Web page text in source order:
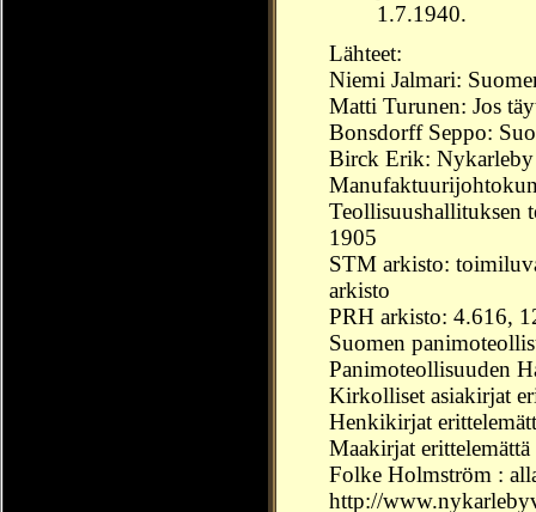
1.7.1940.
Lähteet:
Niemi Jalmari:
Matti Turunen: Jos
Bonsdorff Seppo:
Birck Erik:
Teollisuushallituksen
1905
STM arkisto:
arkisto
PRH arkisto: 4.616,
Suomen
Panimoteollisuuden
Kirkolliset asiakirjat
Henkikirjat
Maakirjat erittelemättä
Folke Holmström :
http://